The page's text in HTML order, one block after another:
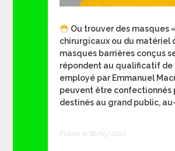
Ou trouver des masques
chirurgicaux ou du matériel
masques barrières conçus
répondent au qualificatif de
employé par Emmanuel
peuvent être confectionnés
destinés au grand public,
Publié le 06/05/2020